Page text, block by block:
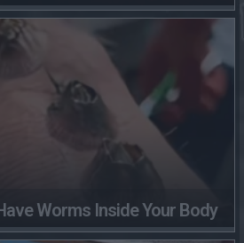
Worms Inside Your Body